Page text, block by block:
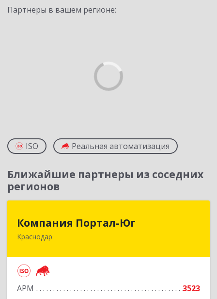
Партнеры в вашем регионе:
ISO Реальная автоматизация
Ближайшие партнеры из соседних
регионов
Компания Портал-Юг
Краснодар
АРМ
3523
350020, Краснодарский край, Краснодар г,